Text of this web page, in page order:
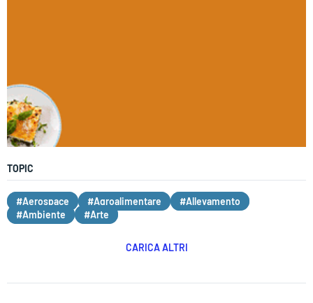
TOPIC
#Aerospace #Agroalimentare
#Allevamento
#Ambiente
#Arte
CARICA ALTRI